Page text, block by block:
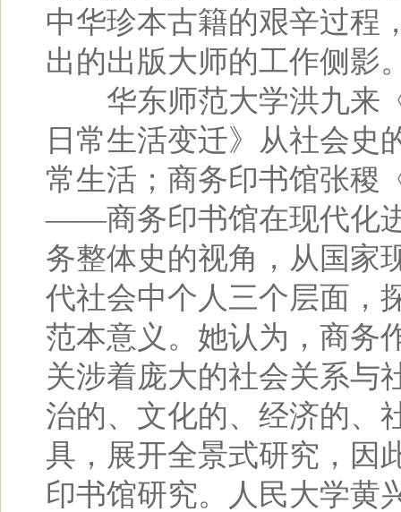
中华珍本古籍的艰辛过程
出的出版大师的工作侧影
华东师范大学洪九来《
日常生活变迁》从社会史
常生活；商务印书馆张稷
——商务印书馆在现代化
务整体史的视角，从国家
代社会中个人三个层面，
范本意义。她认为，商务
关涉着庞大的社会关系与
治的、文化的、经济的、
具，展开全景式研究，因
印书馆研究。人民大学黄